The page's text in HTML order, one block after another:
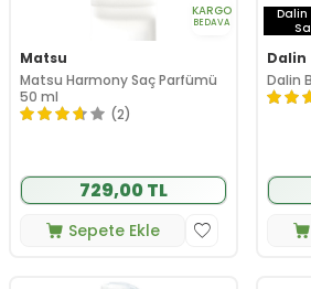
KARGO
BEDAVA
Matsu
Matsu Harmony Saç Parfümü
50 ml
(2)
729,00 TL
Sepete Ekle
Dalin
Dalin
Dalin